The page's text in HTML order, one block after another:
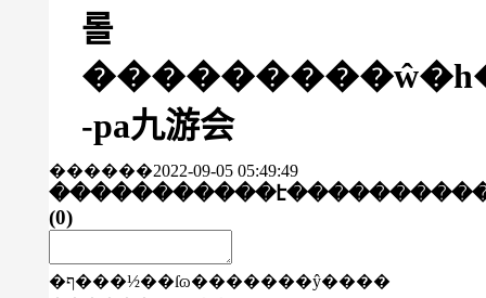
롤
-pa九游会
������2022-09-05 05:49:49
�����������է���
(0)
�ף���½��ſɷ�������ŷ����